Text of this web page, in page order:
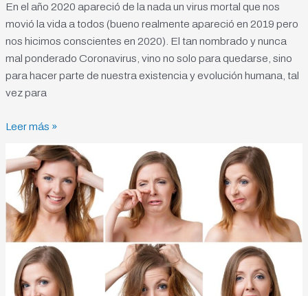
En el año 2020 apareció de la nada un virus mortal que nos
movió la vida a todos (bueno realmente apareció en 2019 pero
nos hicimos conscientes en 2020). El tan nombrado y nunca
mal ponderado Coronavirus, vino no solo para quedarse, sino
para hacer parte de nuestra existencia y evolución humana, tal
vez para
Leer más »
¿Qué
es
realmente
eso
que
llaman
gestión
emocional?